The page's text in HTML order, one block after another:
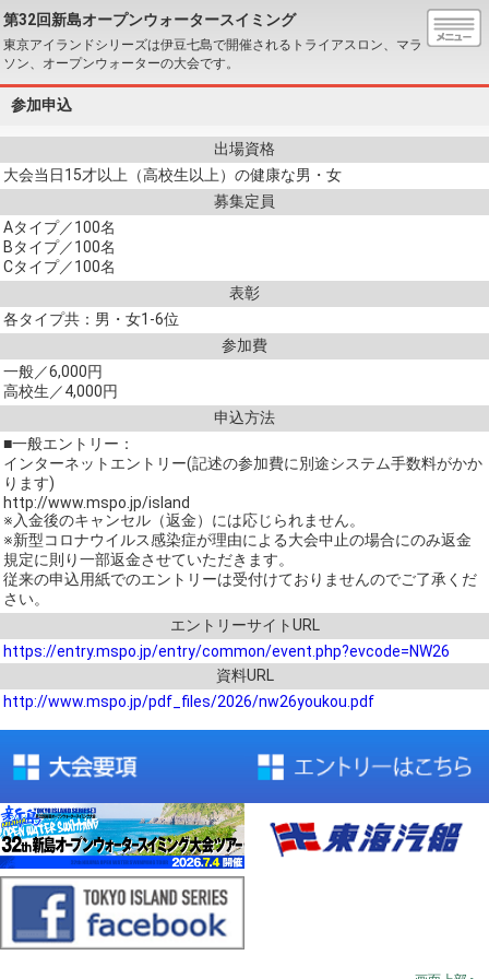
第32回新島オープンウォータースイミング
東京アイランドシリーズは伊豆七島で開催されるトライアスロン、マラ
ソン、オープンウォーターの大会です。
参加申込
出場資格
大会当日15才以上（高校生以上）の健康な男・女
募集定員
Aタイプ／100名
Bタイプ／100名
Cタイプ／100名
表彰
各タイプ共：男・女1-6位
参加費
一般／6,000円
高校生／4,000円
申込方法
■一般エントリー：
インターネットエントリー(記述の参加費に別途システム手数料がかか
ります)
http://www.mspo.jp/island
※入金後のキャンセル（返金）には応じられません。
※新型コロナウイルス感染症が理由による大会中止の場合にのみ返金
規定に則り一部返金させていただきます。
従来の申込用紙でのエントリーは受付けておりませんのでご了承くだ
さい。
エントリーサイトURL
https://entry.mspo.jp/entry/common/event.php?evcode=NW26
資料URL
http://www.mspo.jp/pdf_files/2026/nw26youkou.pdf